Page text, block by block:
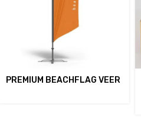
PREMIUM BEACHFLAG VEER